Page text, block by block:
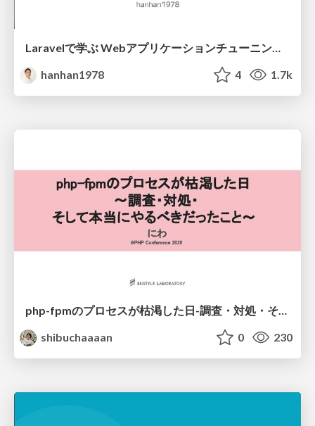
Laravelで学ぶ Webアプリケーションチューニング入門/web_application_tuning_101
hanhan1978
4 1.7k
shibuchaaaan
0 230